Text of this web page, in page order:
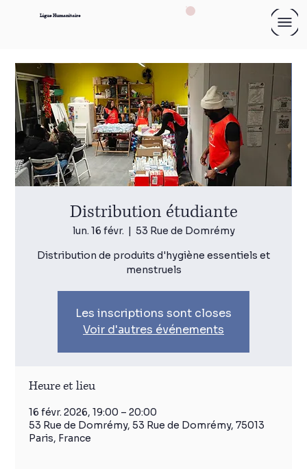
Ligue Humanitaire
Distribution étudiante
lun. 16 févr.
  |
53 Rue de Domrémy
Distribution de produits d'hygiène essentiels et
menstruels
Les inscriptions sont closes
Voir d'autres événements
Heure et lieu
16 févr. 2026, 19:00 – 20:00
53 Rue de Domrémy, 53 Rue de Domrémy, 75013
Paris, France